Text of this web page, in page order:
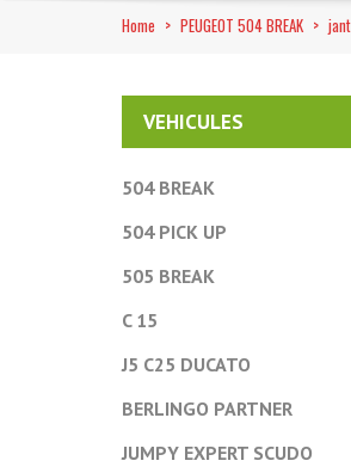
Home > PEUGEOT 504 BREAK >
VEHICULES
504 BREAK
504 PICK UP
505 BREAK
C 15
J5 C25 DUCATO
BERLINGO PARTNER
JUMPY EXPERT SCUDO